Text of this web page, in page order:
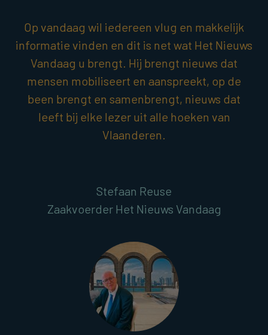
Op vandaag wil iedereen vlug en makkelijk
informatie vinden en dit is net wat Het Nieuws
Vandaag u brengt. Hij brengt nieuws dat
mensen mobiliseert en aanspreekt, op de
been brengt en samenbrengt, nieuws dat
leeft bij elke lezer uit alle hoeken van
Vlaanderen.
Stefaan Reuse
Zaakvoerder Het Nieuws Vandaag